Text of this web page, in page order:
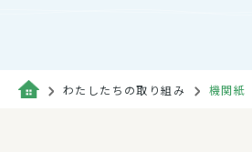
わたしたちの取り組み 機関紙